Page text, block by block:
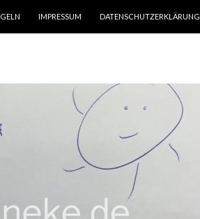
IMPRESSUM DATENSCHUTZERKLÄRUNG